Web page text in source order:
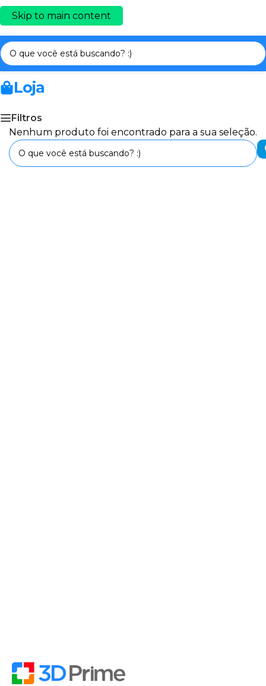
Skip to main content
Início/FILAMENTOS 3D PRIME/ABS-PC
Loja
Filtros
Nenhum produto foi encontrado para a sua seleção.